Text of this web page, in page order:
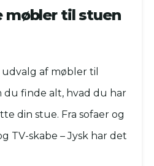
møbler til stuen
af møbler til
du finde alt, hvad du har
din stue. Fra sofaer og
TV-skabe – Jysk har det